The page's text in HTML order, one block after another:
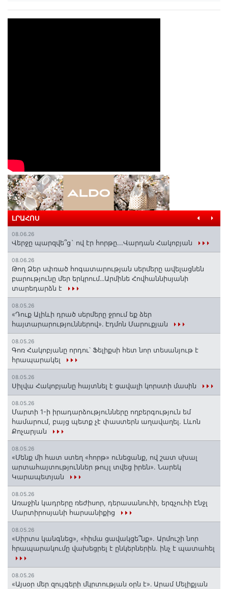
ԼՐԱՀՈՍ
08.06.26
Վերջը պարզվե՞ց` ով էր հորթը...Վարդան Հակոբյան
08.06.26
Թող Ձեր սփռած հոգատարության սերմերը ավելացնեն
բարությունը մեր երկրում․․․Արմինե Հովհաննիսյանի
տարեդարձն է
08.05.26
«Դուք Ալիևի դրած սերմերը ջրում եք ձեր
հայտարարություններով»․ Էդմոն Մարուքյան
08.05.26
Գոռ Հակոբյանը որդու՝ Ֆելիքսի հետ նոր տեսանյութ է
հրապարակել
08.05.26
Սիլվա Հակոբյանը հայտնել է ցավալի կորստի մասին
08.05.26
Մարտի 1-ի իրադարձությունները ողբերգություն եմ
համարում, բայց պետք չէ փաստերն աղավաղել. Լևոն
Քոչարյան
08.05.26
«Մենք մի հատ ստեղ «հորթ» ունեցանք, ով շատ սխալ
արտահայտություններ թույլ տվեց իրեն». Նարեկ
Կարապետյան
08.05.26
Առաջին կադրերը ռեժիսոր, դերասանուհի, երգչուհի Էնջլ
Մարտիրոսյանի հարսանիքից
08.05.26
«Սիրտս կանգնեց», «հիմա ցավակցե՞նք». Արմուշի նոր
հրապարակումը վախեցրել է ընկերներին. ինչ է պատահել
08.05.26
«Այսօր մեր զույգերի մկրտության օրն է»․ Արամ Մելիքյան